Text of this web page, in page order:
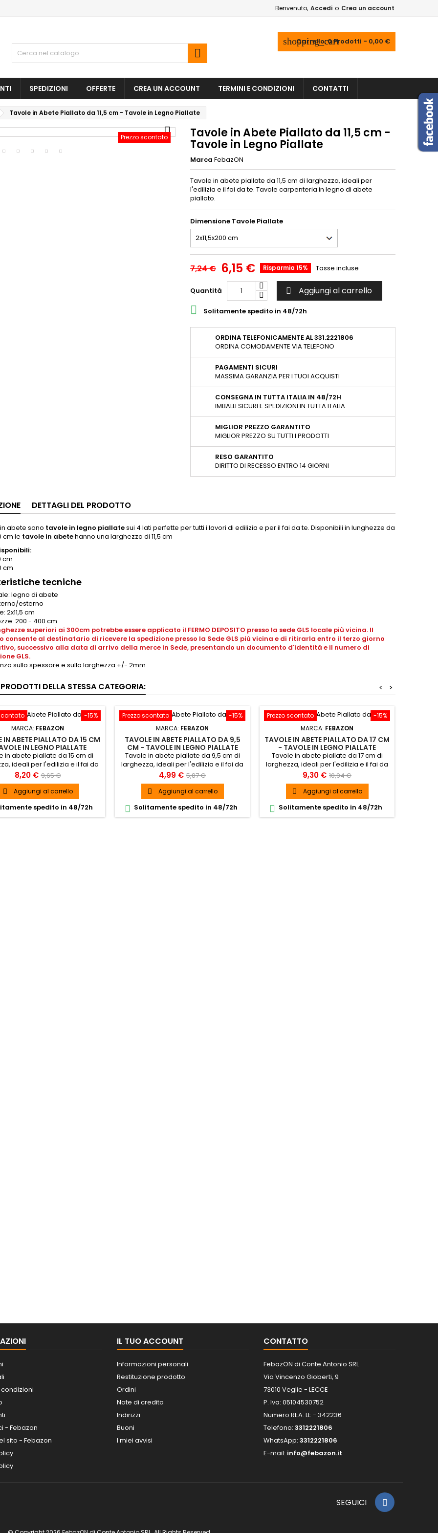
Benvenuto, Accedi o Crea un account
shopping_cart
Carrello:0Prodotti - 0,00 €

SPEDIZIONI OFFERTE CREA UN ACCOUNT TERMINI E CONDIZIONI CONTATTI
Tavole in Abete Piallato da 11,5 cm - Tavole in Legno Piallate
Prezzo scontato Tavole in Abete Piallato da 11,5 cm -
Tavole in Legno Piallate
Marca FebazON
Tavole in abete piallate da 11,5 cm di larghezza, ideali per
l'edilizia e il fai da te. Tavole carpenteria in legno di abete
piallato.
Dimensione Tavole Piallate
7,24 € 6,15 € Risparmia 15% Tasse incluse
Quantità  Aggiungi al carrello
 Solitamente spedito in 48/72h
ORDINA TELEFONICAMENTE AL 331.2221806
ORDINA COMODAMENTE VIA TELEFONO
PAGAMENTI SICURI
MASSIMA GARANZIA PER I TUOI ACQUISTI
CONSEGNA IN TUTTA ITALIA IN 48/72H
IMBALLI SICURI E SPEDIZIONI IN TUTTA ITALIA
MIGLIOR PREZZO GARANTITO
MIGLIOR PREZZO SU TUTTI I PRODOTTI
RESO GARANTITO
DIRITTO DI RECESSO ENTRO 14 GIORNI
DETTAGLI DEL PRODOTTO
abete sono tavole in legno piallatesui 4 lati perfette per tutti i lavori di edilizia e per il fai da te. Disponibili in lunghezze da
cm le tavole in abetehanno una larghezza di 11,5 cm
cm
cm
tecniche
legno di abete
esterno
2x11,5 cm
200 - 400 cm
superiori ai 300cm potrebbe essere applicato il FERMO DEPOSITO presso la sede GLS locale più vicina. Il
consente al destinatario di ricevere la spedizione presso la Sede GLS più vicina e di ritirarla entro il terzo giorno
successivo alla data di arrivo della merce in Sede, presentando un documento d'identità e il numero di
GLS.
sullo spessore e sulla larghezza +/- 2mm
DELLA STESSA CATEGORIA: >
<
-15%
MARCA: FEBAZON
IN ABETE PIALLATO DA 15 CM
IN LEGNO PIALLATE
in abete piallate da 15 cm di
ideali per l'edilizia e il fai da
carpenteria in legno di abete
piallato.
Prezzo
8,20 € Prezzo
base
9,65 €
 Aggiungi al carrello
spedito in 48/72h
-15%
Prezzo scontato
MARCA: FEBAZON
TAVOLE IN ABETE PIALLATO DA 9,5
CM - TAVOLE IN LEGNO PIALLATE
Tavole in abete piallate da 9,5 cm di
larghezza, ideali per l'edilizia e il fai da
te. Tavole carpenteria in legno di abete
piallato.
Prezzo
4,99 € Prezzo
base
5,87 €
 Aggiungi al carrello
 Solitamente spedito in 48/72h
-15%
Prezzo scontato
MARCA: FEBAZON
TAVOLE IN ABETE PIALLATO DA 17 CM
- TAVOLE IN LEGNO PIALLATE
Tavole in abete piallate da 17 cm di
larghezza, ideali per l'edilizia e il fai da
te. Tavole carpenteria in legno di abete
piallato.
Prezzo
9,30 € Prezzo
base
10,94 €
 Aggiungi al carrello
 Solitamente spedito in 48/72h
- Febazon
sito - Febazon
IL TUO ACCOUNT
Informazioni personali
Restituzione prodotto
Ordini
Note di credito
Indirizzi
Buoni
I miei avvisi
CONTATTO
FebazON di Conte Antonio SRL
Via Vincenzo Gioberti, 9
73010 Veglie - LECCE
P. Iva: 05104530752
Numero REA: LE - 342236
Telefono: 3312221806
WhatsApp: 3312221806
E-mail: info@febazon.it
SEGUICI